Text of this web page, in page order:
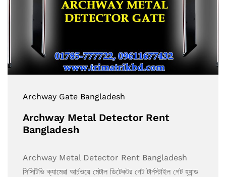
Archway Gate Bangladesh
Archway Metal Detector Rent
Bangladesh
Archway Metal Detector Rent Bangladesh
সিসিটিভি ক্যামেরা আর্চওয়ে মেটাল ডিটেকটর গেট টার্নস্টাইল গেট হ্যান্ড